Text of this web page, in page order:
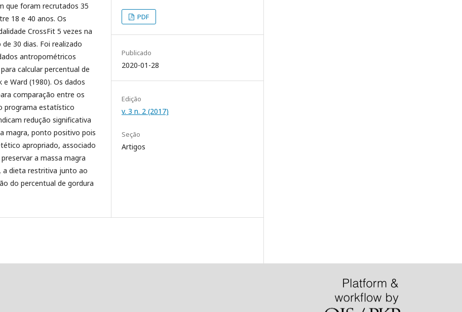
que foram recrutados 35
18 e 40 anos. Os
CrossFit 5 vezes na
30 dias. Foi realizado
antropométricos
calcular percentual de
Ward (1980). Os dados
comparação entre os
programa estatístico
redução significativa
magra, ponto positivo pois
apropriado, associado
a massa magra
a dieta restritiva junto ao
do percentual de gordura
PDF
Publicado
2020-01-28
Edição
v. 3 n. 2 (2017)
Seção
Artigos